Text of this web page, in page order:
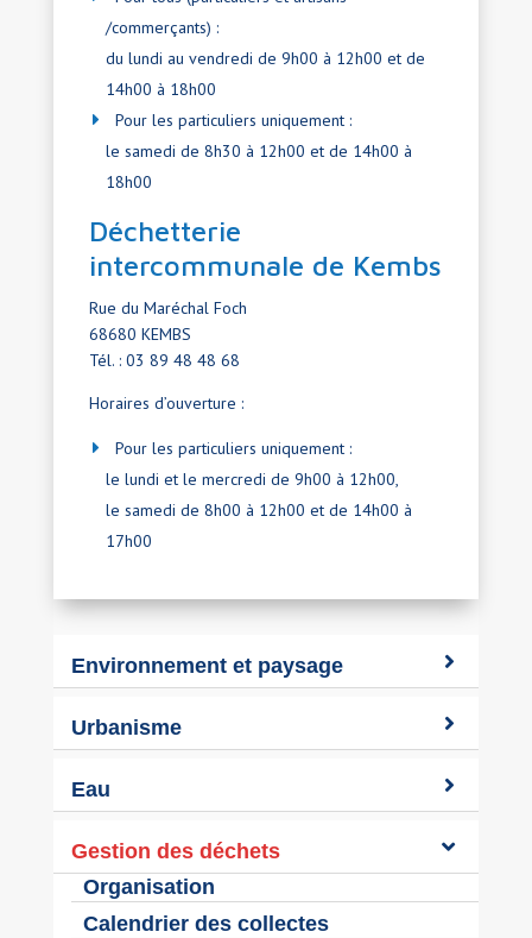
Environnement et paysage
Urbanisme
Eau
Gestion des déchets
Organisation
Calendrier des collectes
/commerçants) :
du lundi au vendredi de 9h00 à 12h00 et de
14h00 à 18h00
Pour les particuliers uniquement :
le samedi de 8h30 à 12h00 et de 14h00 à
18h00
Déchetterie
intercommunale de Kembs
Rue du Maréchal Foch
68680 KEMBS
Tél. : 03 89 48 48 68
Horaires d’ouverture :
Pour les particuliers uniquement :
le lundi et le mercredi de 9h00 à 12h00,
le samedi de 8h00 à 12h00 et de 14h00 à
17h00